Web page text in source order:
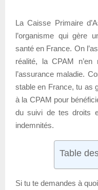
La Caisse Primaire
l’organisme qui gère
santé en France. On
réalité, la CPAM n’en
l’assurance maladie.
stable en France, tu as
à la CPAM pour
du suivi de tes droits
indemnités.
Table
Si tu te demandes à